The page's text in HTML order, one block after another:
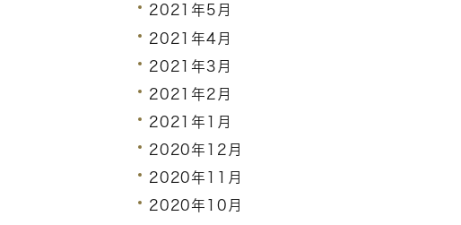
2021年5月
2021年4月
2021年3月
2021年2月
2021年1月
2020年12月
2020年11月
2020年10月